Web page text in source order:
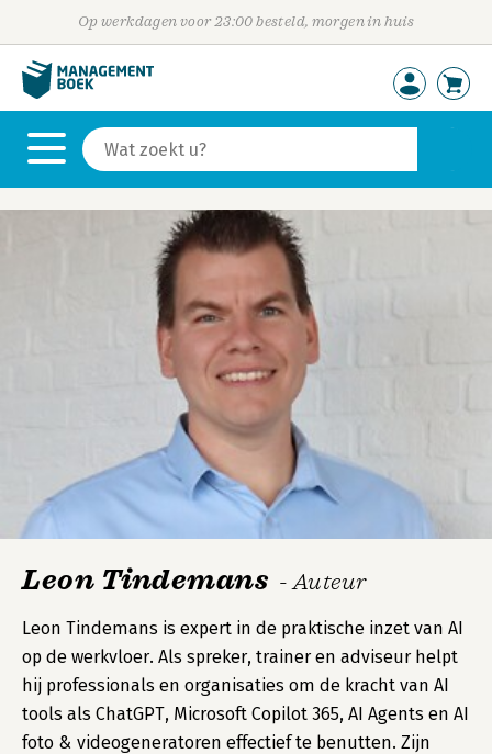
Op werkdagen voor 23:00 besteld, morgen in huis
Leon Tindemans - Auteur
Leon Tindemans is expert in de praktische inzet van AI
op de werkvloer. Als spreker, trainer en adviseur helpt
hij professionals en organisaties om de kracht van AI
tools als ChatGPT, Microsoft Copilot 365, AI Agents en AI
foto & videogeneratoren effectief te benutten. Zijn